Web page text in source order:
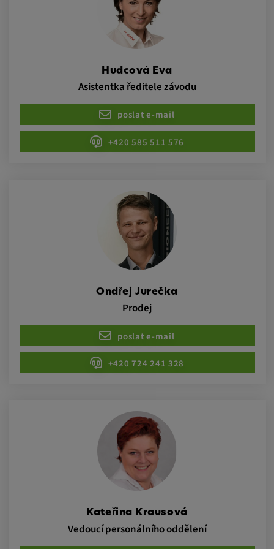
Hudcová Eva
Asistentka ředitele závodu
poslat e-mail
+420 585 511 576
Ondřej Jurečka
Prodej
poslat e-mail
+420 724 241 328
Kateřina Krausová
Vedoucí personálního oddělení
anonymní informace o chování uživatelů.
Tyto informace nám pomáhají lépe
porozumět chování uživatelů na našich
webových stránkách.
_pk_id.*, _pk_ses.*
_pk_id.*, _pk_ses.*
zaznamenávání chování návštěvníků
webových stránek.
Trvání cookies:
13 měsíců